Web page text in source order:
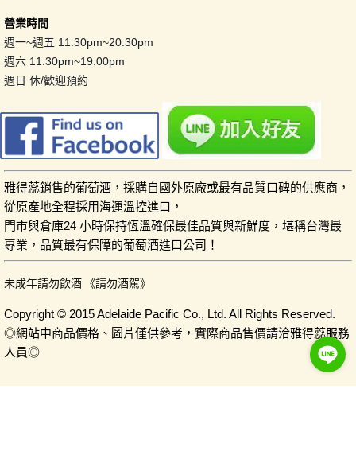
營業時間
週一~週五 11:30pm~20:30pm
週六 11:30pm~19:00pm
週日 休/歡迎預約
雅得蕊銷售的葡萄酒，採購自國外原廠或最有品質口碑的供應商，
從原產地全程採用海運溫控進口，
門市與倉庫24 小時保持恆溫確保最佳品質與新鮮度，堪稱台灣最
專業，品質最有保障的葡萄酒進口公司！
未成年請勿飲酒 《請勿酒駕》
Copyright © 2015 Adelaide Pacific Co., Ltd. All Rights Reserved.
◎網站中商品價格、圖片僅供參考，實際商品售價請洽雅得蕊服務
人員◎